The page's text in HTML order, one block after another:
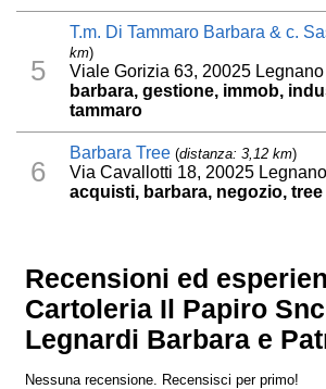
5
T.m. Di Tammaro Barbara & c.
km)
Viale Gorizia 63, 20025 Legnano
barbara, gestione, immob,
tammaro
6
Barbara Tree (distanza: 3,12 km)
Via Cavallotti 18, 20025 Legnano
acquisti, barbara, negozio, tree
Recensioni ed
Cartoleria Il Papiro
Legnardi Barbara e
Nessuna recensione. Recensisci per primo!